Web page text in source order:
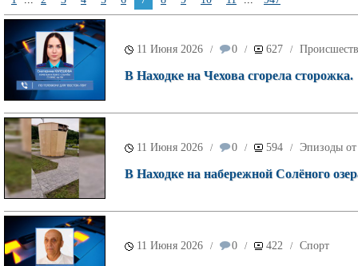
11 Июня 2026 / 0 / 627 /
В Находке на Чехова сгорела сторожка.
11 Июня 2026 / 0 / 594 / Эпизоды от
В Находке на набережной Солёного
11 Июня 2026 / 0 / 422 / Спорт